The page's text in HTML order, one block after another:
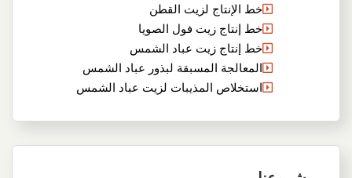
خط الإنتاج لزيت القطن
خط إنتاج زيت فول الصويا
خط إنتاج زيت عباد الشمس
المعالجة المسبقة لبذور عباد الشمس
استخلاص المذيبات لزيت عباد الشمس